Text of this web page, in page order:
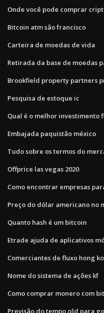
Onde você pode comprar
Bitcoin atm são francisco
Carteira de moedas de vida
Retirada da base de moedas
Brookfield property partners
Pesquisa de estoque ic
Qual é o melhor investimento
Embajada paquistão méxico
Tudo sobre os termos do
Offprice las vegas 2020
Como encontrar empresas
Preço do dólar americano no
Quanto hash é um bitcoin
Etrade ajuda de aplicativos
Comerciantes de fluxo hong
Nome do sistema de ações kf
Como comprar monero com
Previsão do tempo qld para